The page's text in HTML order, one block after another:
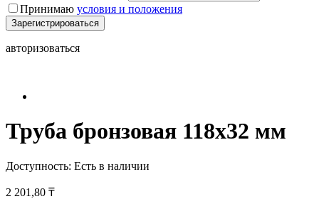
Принимаю условия и положения
Зарегистрироваться
авторизоваться
Труба бронзовая 118x32 мм
Доступность: Есть в наличии
2 201,80 ₸